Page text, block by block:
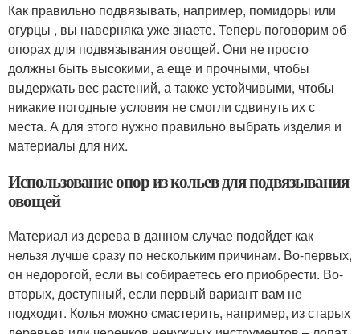
Как правильно подвязывать, например, помидоры или
огурцы , вы наверняка уже знаете. Теперь поговорим об
опорах для подвязывания овощей. Они не просто
должны быть высокими, а еще и прочными, чтобы
выдержать вес растений, а также устойчивыми, чтобы
никакие погодные условия не смогли сдвинуть их с
места. А для этого нужно правильно выбрать изделия и
материалы для них.
Использование опор из кольев для подвязывания
овощей
Материал из дерева в данном случае подойдет как
нельзя лучше сразу по нескольким причинам. Во-первых,
он недорогой, если вы собираетесь его приобрести. Во-
вторых, доступный, если первый вариант вам не
подходит. Колья можно смастерить, например, из старых